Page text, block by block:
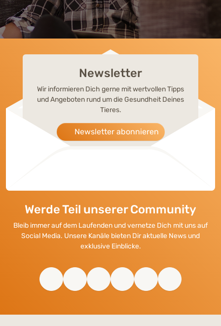
Newsletter
Wir informieren Dich gerne mit wertvollen Tipps
und Angeboten rund um die Gesundheit Deines
Tieres.
Newsletter abonnieren
Werde Teil unserer Community
Bleib immer auf dem Laufenden und vernetze Dich mit uns auf
Social Media. Unsere Kanäle bieten Dir aktuelle News und
exklusive Einblicke.